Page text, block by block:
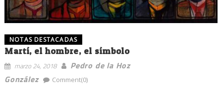
NOTAS DESTACADAS
Martí, el hombre, el símbolo
marzo 24, 2018
Pedro de la Hoz
González
Comment(0)